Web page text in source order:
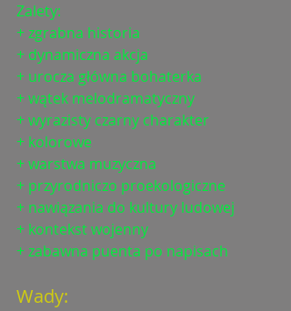
Zalety:
+ zgrabna historia
+ dynamiczna akcja
+ urocza główna bohaterka
+ wątek melodramatyczny
+ wyrazisty czarny charakter
+ kolorowe
+ warstwa muzyczna
+ przyrodniczo proekologiczne
+ nawiązania do kultury ludowej
+ kontekst wojenny
+ zabawna puenta po napisach
Wady: